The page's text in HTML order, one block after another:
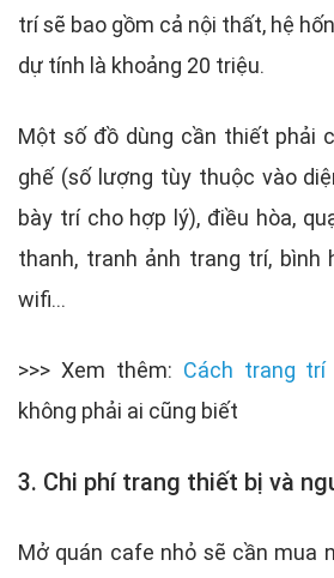
trí sẽ bao gồm cả nội thất, hệ
dự tính là khoảng 20 triệu.
Một số đồ dùng cần thiết phải
ghế (số lượng tùy thuộc vào
bày trí cho hợp lý), điều hòa,
thanh, tranh ảnh trang trí, bình
wifi...
>>> Xem thêm: Cách trang
không phải ai cũng biết
3. Chi phí trang thiết bị và
Mở quán cafe nhỏ sẽ cần mua